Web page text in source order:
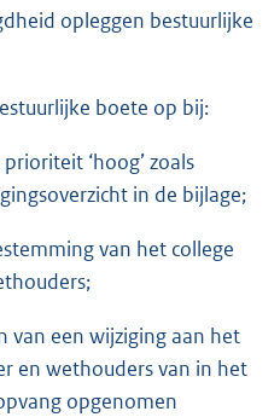
opleggen bestuurlijke
boete op bij:
‘hoog’ zoals
in de bijlage;
van het college
van een wijziging aan het
en wethouders van in het
opgenomen